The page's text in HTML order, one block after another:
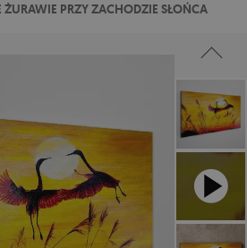
PRZY ZACHODZIE SŁOŃCA